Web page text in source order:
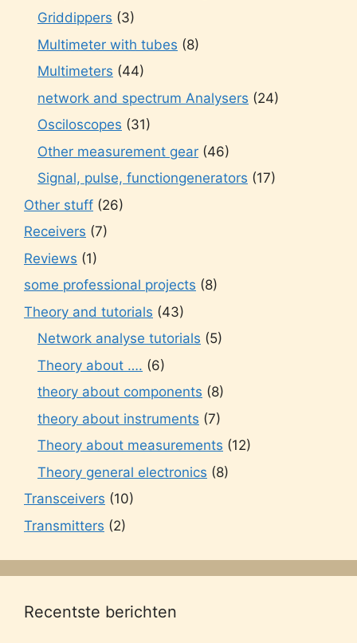
Griddippers (3)
Multimeter with tubes (8)
Multimeters (44)
network and spectrum Analysers (24)
Osciloscopes (31)
Other measurement gear (46)
Signal, pulse, functiongenerators (17)
Other stuff (26)
Receivers (7)
Reviews (1)
some professional projects (8)
Theory and tutorials (43)
Network analyse tutorials (5)
Theory about …. (6)
theory about components (8)
theory about instruments (7)
Theory about measurements (12)
Theory general electronics (8)
Transceivers (10)
Transmitters (2)
Recentste berichten